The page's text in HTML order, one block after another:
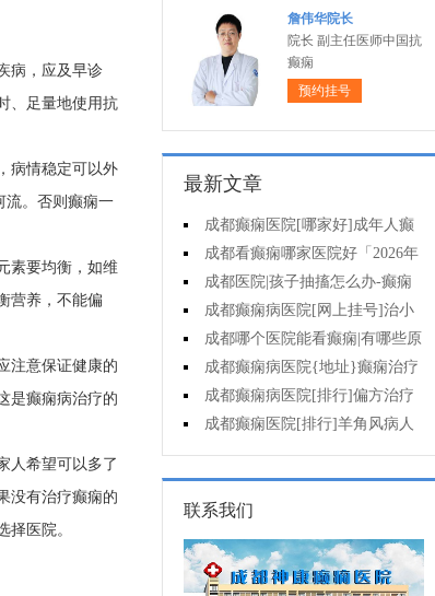
病，应及早诊
、足量地使用抗
病情稳定可以外
流。否则癫痫一
素要均衡，如维
营养，不能偏
注意保证健康的
是癫痫病治疗的
人希望可以多了
没有治疗癫痫的
医院。
詹伟华院长
院长 副主任医师中国抗
癫痫
预约挂号
最新文章
成都癫痫医院[哪家好]成年人癫
痫的护理要做到哪些?
成都看癫痫哪家医院好「2026年
度公布」癫痫是遗传的吗?
成都医院|孩子抽搐怎么办-癫痫
病吃什么中药?
成都癫痫病医院[网上挂号]治小
儿癫痫病药哪个好?
成都哪个医院能看癫痫|有哪些原
因会造成癫痫?
成都癫痫病医院{地址}癫痫治疗
要坚持哪些原则?
成都癫痫病医院[排行]偏方治疗
可信吗?
成都癫痫医院[排行]羊角风病人
睡眠困难怎么办?
联系我们